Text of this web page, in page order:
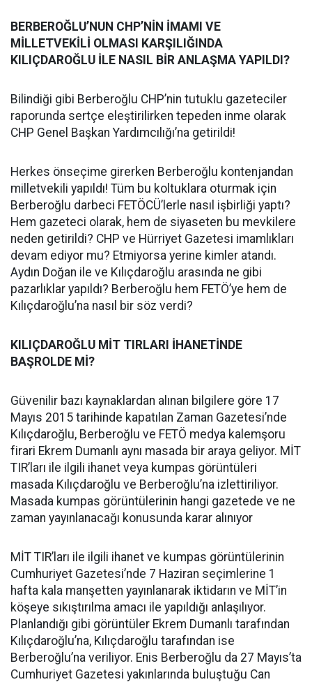
BERBEROĞLU’NUN CHP’NİN İMAMI VE
MİLLETVEKİLİ OLMASI KARŞILIĞINDA
KILIÇDAROĞLU İLE NASIL BİR ANLAŞMA YAPILDI?
Bilindiği gibi Berberoğlu CHP’nin tutuklu gazeteciler
raporunda sertçe eleştirilirken tepeden inme olarak
CHP Genel Başkan Yardımcılığı’na getirildi!
Herkes önseçime girerken Berberoğlu kontenjandan
milletvekili yapıldı! Tüm bu koltuklara oturmak için
Berberoğlu darbeci FETÖCÜ’lerle nasıl işbirliği yaptı?
Hem gazeteci olarak, hem de siyaseten bu mevkilere
neden getirildi? CHP ve Hürriyet Gazetesi imamlıkları
devam ediyor mu? Etmiyorsa yerine kimler atandı.
Aydın Doğan ile ve Kılıçdaroğlu arasında ne gibi
pazarlıklar yapıldı? Berberoğlu hem FETÖ’ye hem de
Kılıçdaroğlu’na nasıl bir söz verdi?
KILIÇDAROĞLU MİT TIRLARI İHANETİNDE
BAŞROLDE Mİ?
Güvenilir bazı kaynaklardan alınan bilgilere göre 17
Mayıs 2015 tarihinde kapatılan Zaman Gazetesi’nde
Kılıçdaroğlu, Berberoğlu ve FETÖ medya kalemşoru
firari Ekrem Dumanlı aynı masada bir araya geliyor. MİT
TIR’ları ile ilgili ihanet veya kumpas görüntüleri
masada Kılıçdaroğlu ve Berberoğlu’na izlettiriliyor.
Masada kumpas görüntülerinin hangi gazetede ve ne
zaman yayınlanacağı konusunda karar alınıyor
MİT TIR’ları ile ilgili ihanet ve kumpas görüntülerinin
Cumhuriyet Gazetesi’nde 7 Haziran seçimlerine 1
hafta kala manşetten yayınlanarak iktidarın ve MİT’in
köşeye sıkıştırılma amacı ile yapıldığı anlaşılıyor.
Planlandığı gibi görüntüler Ekrem Dumanlı tarafından
Kılıçdaroğlu’na, Kılıçdaroğlu tarafından ise
Berberoğlu’na veriliyor. Enis Berberoğlu da 27 Mayıs’ta
Cumhuriyet Gazetesi yakınlarında buluştuğu Can